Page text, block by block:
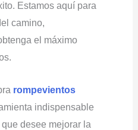
Estamos aquí para
camino,
el máximo
rompevientos
indispensable
desee mejorar la